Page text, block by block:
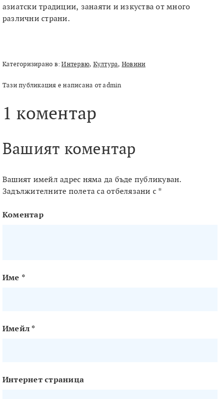
азиатски традиции, занаяти и изкуства от много
различни страни.
Категоризирано в:Интервю, Култура, Новини
Тази публикация е написана от admin
1 коментар
Вашият коментар
Вашият имейл адрес няма да бъде публикуван.
Задължителните полета са отбелязани с *
Коментар
Име *
Имейл *
Интернет страница